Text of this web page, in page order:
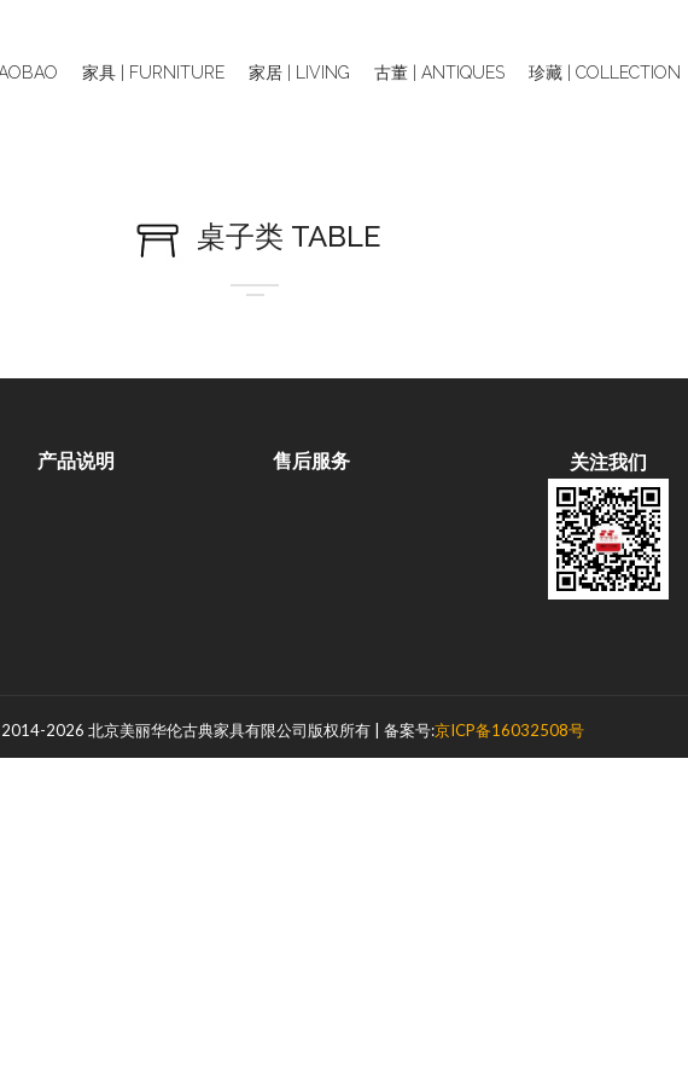
家具 | FURNITURE 家居 | LIVING 古董 | ANTIQUES 珍藏 | COLLECTION
桌子类 TABLE
产品说明 售后服务 关注我们
2026 北京美丽华伦古典家具有限公司版权所有 | 备案号:京ICP备16032508号